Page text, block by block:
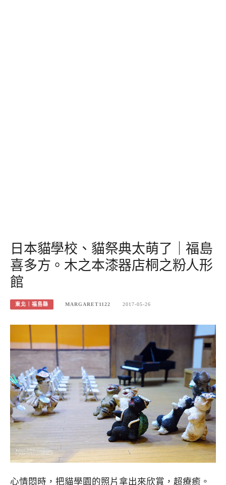
日本貓學校、貓祭典太萌了｜福島
喜多方。木之本漆器店桐之粉人形
館
東北｜福島縣 MARGARET1122 2017-05-26
心情悶時，把貓學園的照片拿出來欣賞，超療癒。